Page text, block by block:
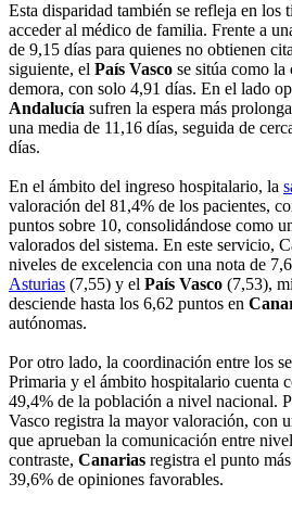
Esta disparidad también se refleja en los
acceder al médico de familia. Frente a
de 9,15 días para quienes no obtienen
siguiente, el País Vasco se sitúa como
demora, con solo 4,91 días. En el lado
Andalucía sufren la espera más
una media de 11,16 días, seguida de
días.
En el ámbito del ingreso hospitalario, la
valoración del 81,4% de los pacientes,
puntos sobre 10, consolidándose como
valorados del sistema. En este servicio,
niveles de excelencia con una nota de
Asturias (7,55) y el País Vasco (7,53),
desciende hasta los 6,62 puntos en
autónomas.
Por otro lado, la coordinación entre los
Primaria y el ámbito hospitalario cuenta
49,4% de la población a nivel nacional.
Vasco registra la mayor valoración, con
que aprueban la comunicación entre
contraste, Canarias registra el punto
39,6% de opiniones favorables.